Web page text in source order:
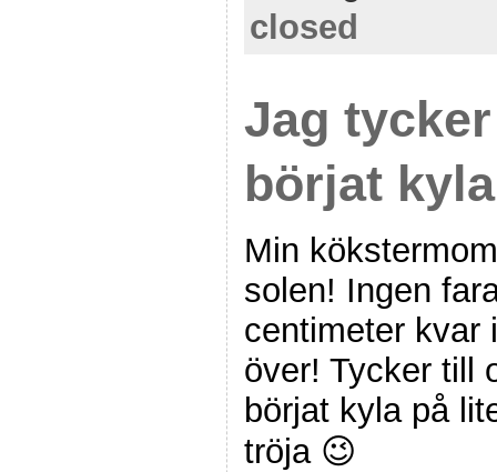
closed
Jag
börjat
Min
solen! Ingen
centimeter kvar
över! Tycker till
börjat kyla på
tröja 😉